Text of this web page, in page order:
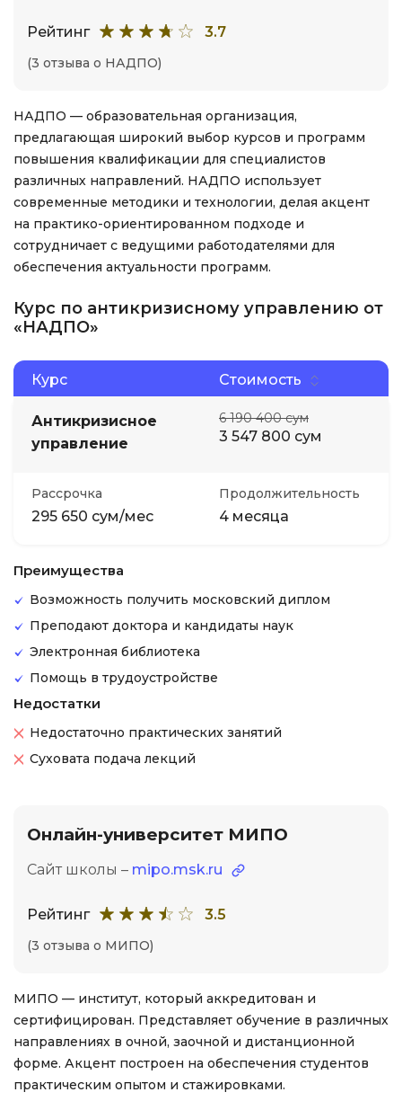
Рейтинг 3.7
(3 отзыва о НАДПО)
НАДПО — образовательная организация,
предлагающая широкий выбор курсов и программ
повышения квалификации для специалистов
различных направлений. НАДПО использует
современные методики и технологии, делая акцент
на практико-ориентированном подходе и
сотрудничает с ведущими работодателями для
обеспечения актуальности программ.
Курс по антикризисному управлению от
«НАДПО»
Курс Стоимость
Антикризисное
управление
6 190 400 сум
3 547 800 сум
Рассрочка
295 650 сум/мес
Продолжительность
4 месяца
Преимущества
Возможность получить московский диплом
Преподают доктора и кандидаты наук
Электронная библиотека
Помощь в трудоустройстве
Недостатки
Недостаточно практических занятий
Суховата подача лекций
Онлайн-университет МИПО
Сайт школы – mipo.msk.ru
Рейтинг 3.5
(3 отзыва о МИПО)
МИПО — институт, который аккредитован и
сертифицирован. Представляет обучение в различных
направлениях в очной, заочной и дистанционной
форме. Акцент построен на обеспечения студентов
практическим опытом и стажировками.